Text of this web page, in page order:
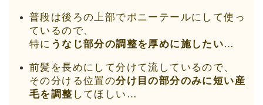
普段は後ろの上部でポニーテールにして使っ
ているので、
特に うなじ部分の調整を厚めに施したい…
前髪を長めにして分けて流しているので、
その分ける位置の分け目の部分のみに短い産
毛を調整 してほしい…